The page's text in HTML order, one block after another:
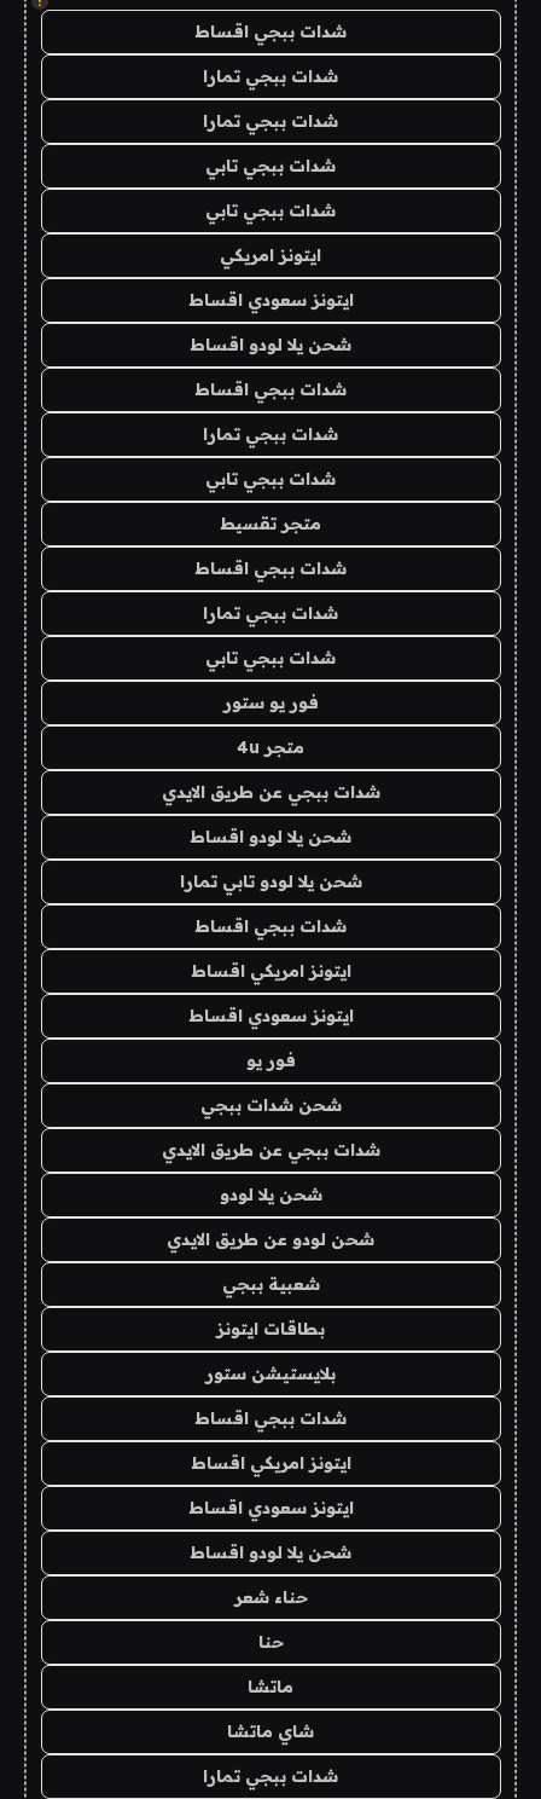
شدات ببجي اقساط
شدات ببجي تمارا
شدات ببجي تمارا
شدات ببجي تابي
شدات ببجي تابي
ايتونز امريكي
ايتونز سعودي اقساط
شحن يلا لودو اقساط
شدات ببجي اقساط
شدات ببجي تمارا
شدات ببجي تابي
متجر تقسيط
شدات ببجي اقساط
شدات ببجي تمارا
شدات ببجي تابي
فور يو ستور
متجر 4u
شدات ببجي عن طريق الايدي
شحن يلا لودو اقساط
شحن يلا لودو تابي تمارا
شدات ببجي اقساط
ايتونز امريكي اقساط
ايتونز سعودي اقساط
فور يو
شحن شدات ببجي
شدات ببجي عن طريق الايدي
شحن يلا لودو
شحن لودو عن طريق الايدي
شعبية ببجي
بطاقات ايتونز
بلايستيشن ستور
شدات ببجي اقساط
ايتونز امريكي اقساط
ايتونز سعودي اقساط
شحن يلا لودو اقساط
حناء شعر
حنا
ماتشا
شاي ماتشا
شدات ببجي تمارا